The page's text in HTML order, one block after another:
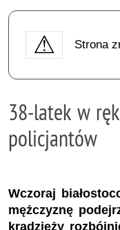
Strona
38-latek w
policjantów
Wczoraj
mężczyznę
kradzieży